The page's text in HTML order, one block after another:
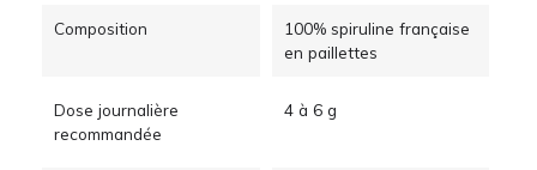
Composition
100% spiruline française
en paillettes
Dose journalière
recommandée
4 à 6 g